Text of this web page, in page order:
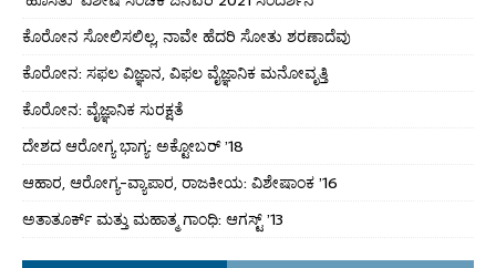
ಕೊರೋನ ಸೋಲಿಸಲಿಲ್ಲ, ನಾವೇ ಹೆದರಿ ಸೋತು ಶರಣಾದೆವು
ಕೊರೋನ: ಸಫಲ ವಿಜ್ಞಾನ, ವಿಫಲ ವೈಜ್ಞಾನಿಕ ಮನೋವೃತ್ತಿ
ಕೊರೋನ: ವೈಜ್ಞಾನಿಕ ಸುರಕ್ಷತೆ
ದೇಶದ ಆರೋಗ್ಯ ಭಾಗ್ಯ: ಅಕ್ಟೋಬರ್ ’18
ಆಹಾರ, ಆರೋಗ್ಯ-ವ್ಯಾಪಾರ, ರಾಜಕೀಯ: ವಿಶೇಷಾಂಕ ’16
ಅತಾತೂರ್ಕ್ ಮತ್ತು ಮಹಾತ್ಮ ಗಾಂಧಿ: ಆಗಸ್ಟ್ ’13